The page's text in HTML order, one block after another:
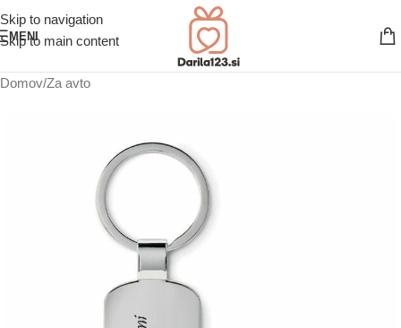
Skip to navigation
Skip to main content
MENI
Domov/Za avto